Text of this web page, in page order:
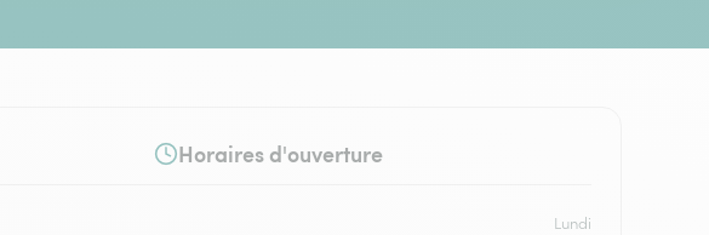
Horaires d'ouverture
Lundi